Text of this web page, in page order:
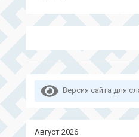
Версия сайта для
Август 2026